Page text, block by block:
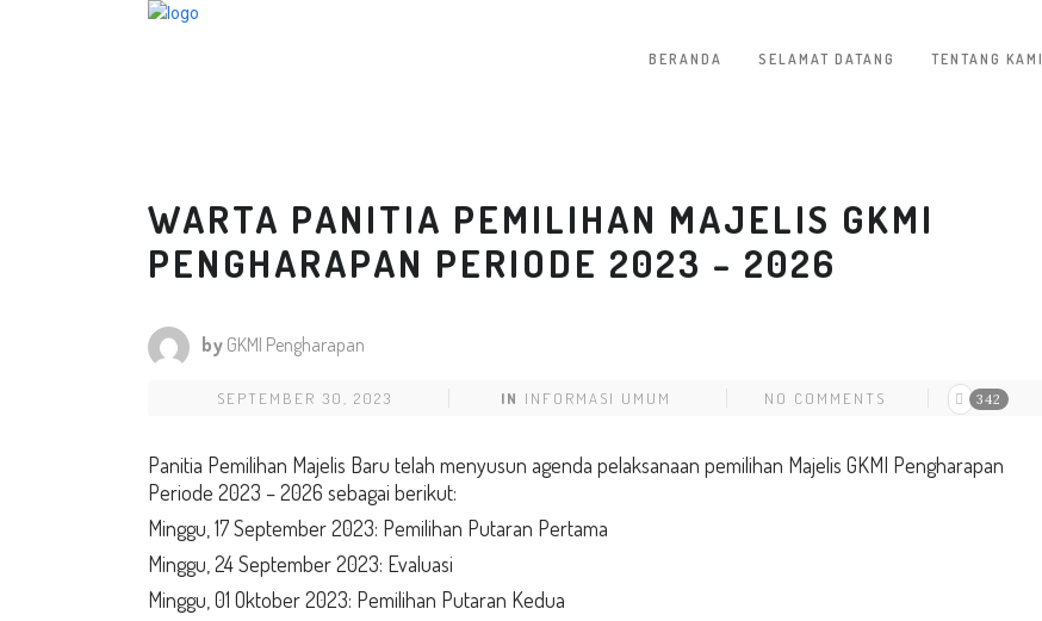
BERANDA SELAMAT DATANG TENTANG KAMI
WARTA PANITIA PEMILIHAN MAJELIS GKMI
PENGHARAPAN PERIODE 2023 – 2026
by GKMI Pengharapan
SEPTEMBER 30, 2023 IN INFORMASI UMUM NO COMMENTS 342
Panitia Pemilihan Majelis Baru telah menyusun agenda pelaksanaan pemilihan Majelis GKMI Pengharapan
Periode 2023 – 2026 sebagai berikut:
Minggu, 17 September 2023: Pemilihan Putaran Pertama
Minggu, 24 September 2023: Evaluasi
Minggu, 01 Oktober 2023: Pemilihan Putaran Kedua